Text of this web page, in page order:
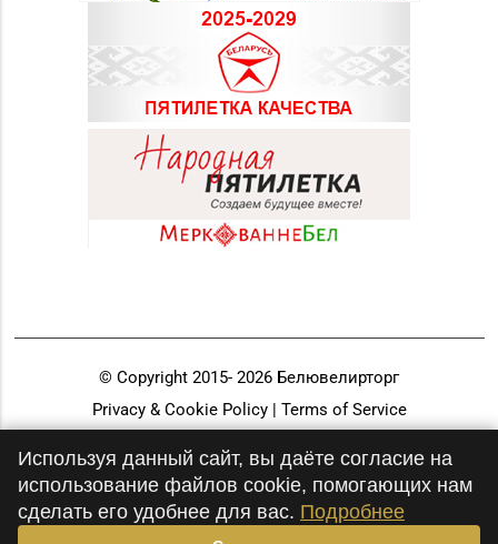
© Copyright 2015- 2026 Белювелирторг
Privacy & Cookie Policy | Terms of Service
Используя данный сайт, вы даёте согласие на
использование файлов cookie, помогающих нам
сделать его удобнее для вас. Подробнее